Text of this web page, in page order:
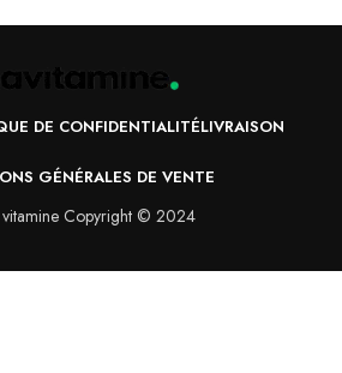
DE CONFIDENTIALITÉLIVRAISON
GÉNÉRALES DE VENTE
Copyright © 2024